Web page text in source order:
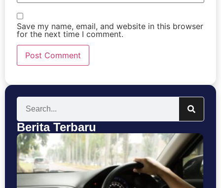
Save my name, email, and website in this browser
for the next time I comment.
Berita Terbaru